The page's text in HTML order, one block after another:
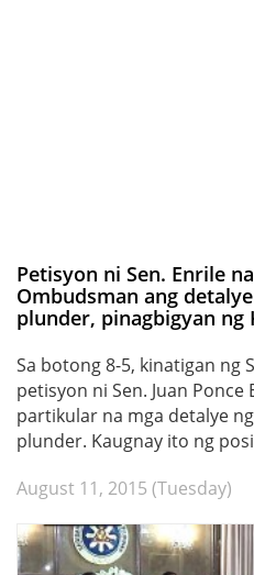
Petisyon ni Sen. Enrile
Ombudsman ang
plunder, pinagbigyan ng
Sa botong 8-5, kinatigan ng
petisyon ni Sen. Juan
partikular na mga detalye
plunder. Kaugnay ito ng
August 11, 2015 (Tuesday)